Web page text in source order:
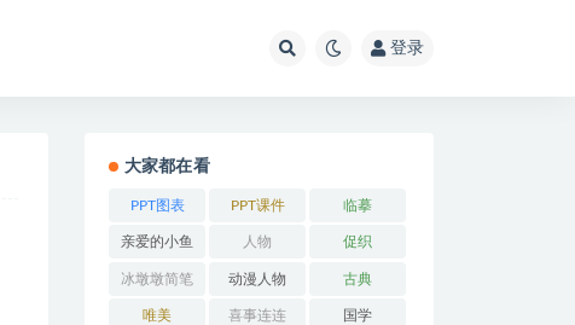
登录
大家都在看
PPT图表 PPT课件 临摹
亲爱的小鱼 人物 促织
冰墩墩简笔
画
动漫人物 古典
唯美 喜事连连 国学